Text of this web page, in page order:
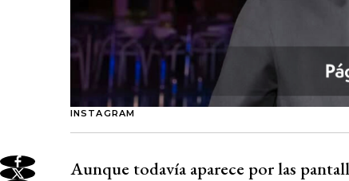
INSTAGRAM
Aunque todavía aparece por las